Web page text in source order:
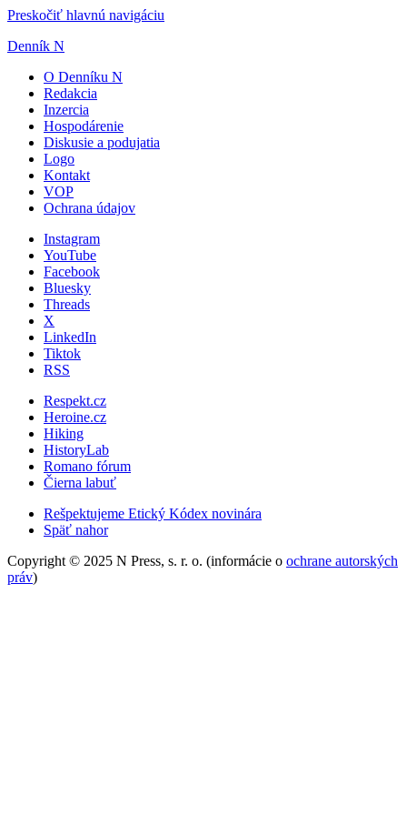
Preskočiť hlavnú navigáciu
Denník N
O Denníku N
Redakcia
Inzercia
Hospodárenie
Diskusie a podujatia
Logo
Kontakt
VOP
Ochrana údajov
Instagram
YouTube
Facebook
Bluesky
Threads
X
LinkedIn
Tiktok
RSS
Respekt.cz
Heroine.cz
Hiking
HistoryLab
Romano fórum
Čierna labuť
Rešpektujeme Etický Kódex novinára
Späť nahor
Copyright © 2025 N Press, s. r. o. (informácie o ochrane autorských
práv)